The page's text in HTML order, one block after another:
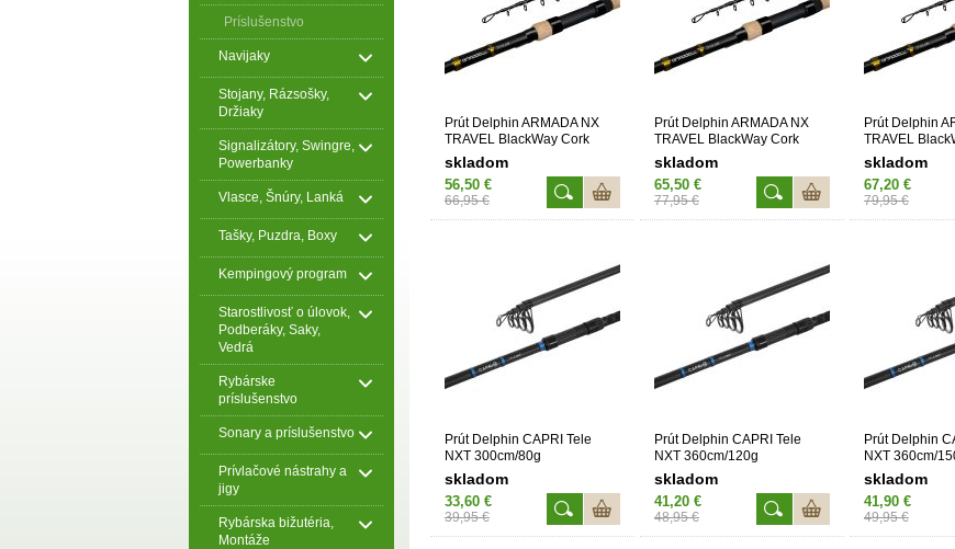
Príslušenstvo
Navijaky
Stojany, Rázsošky,
Držiaky
Signalizátory, Swingre,
Powerbanky
Vlasce, Šnúry, Lanká
Tašky, Puzdra, Boxy
Kempingový program
Starostlivosť o úlovok,
Podberáky, Saky,
Vedrá
Rybárske
príslušenstvo
Sonary a príslušenstvo
Prívlačové nástrahy a
jigy
Rybárska bižutéria,
Montáže
Prút Delphin ARMADA NX
TRAVEL BlackWay Cork
300cm/3,0Lbs
skladom
56,50 €
66,95 €
Prút Delphin ARMADA NX
TRAVEL BlackWay Cork
330cm/3,0Lbs
skladom
65,50 €
77,95 €
Prút Delphin
TRAVEL
360cm/3,0Lbs
skladom
67,20 €
79,95 €
Prút Delphin CAPRI Tele
NXT 300cm/80g
skladom
33,60 €
39,95 €
Prút Delphin CAPRI Tele
NXT 360cm/120g
skladom
41,20 €
48,95 €
Prút Delphin
NXT 360cm/
skladom
41,90 €
49,95 €